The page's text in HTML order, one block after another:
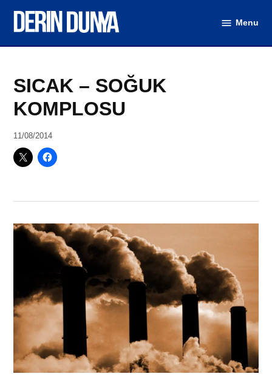
Menu
Posted
in
Dünya,
Türkiye
SICAK – SOĞUK
KOMPLOSU
by
Ahmet
Yozgat
11/08/2014